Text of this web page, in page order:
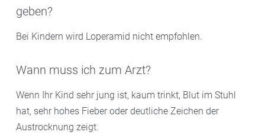
geben?
Bei Kindern wird Loperamid nicht empfohlen.
Wann muss ich zum Arzt?
Wenn Ihr Kind sehr jung ist, kaum trinkt, Blut im Stuhl
hat, sehr hohes Fieber oder deutliche Zeichen der
Austrocknung zeigt.